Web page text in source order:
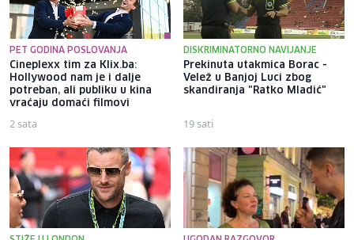
PET GODINA POSLOVANJA
Cineplexx tim za Klix.ba:
Hollywood nam je i dalje
potreban, ali publiku u kina
vraćaju domaći filmovi
2 sata
DISKRIMINATORNO NAVIJANJE
Prekinuta utakmica Borac -
Velež u Banjoj Luci zbog
skandiranja "Ratko Mladić"
19 sati